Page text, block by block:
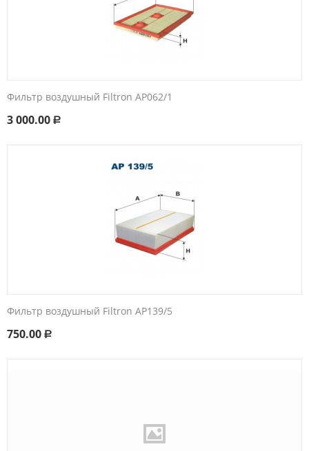
Фильтр воздушный Filtron AP062/1
3 000.00 Р
Фильтр воздушный Filtron AP139/5
750.00 Р